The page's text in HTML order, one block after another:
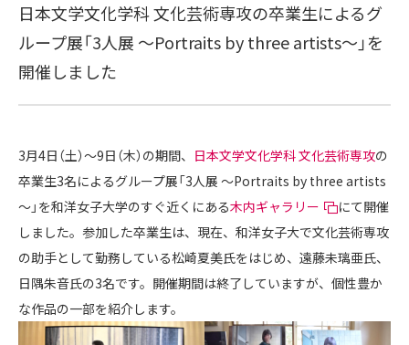
日本文学文化学科 文化芸術専攻の卒業生によるグ
ループ展「3人展 ～Portraits by three artists～」を
開催しました
3月4日（土）～9日（木）の期間、 日本文学文化学科 文化芸術専攻の
卒業生3名によるグループ展「3人展 ～Portraits by three artists
～」を和洋女子大学のすぐ近くにある木内ギャラリー
にて開催
しました。参加した卒業生は、現在、和洋女子大で文化芸術専攻
の助手として勤務している松崎夏美氏をはじめ、遠藤未璃亜氏、
日隅朱音氏の3名です。開催期間は終了していますが、個性豊か
な作品の一部を紹介します。